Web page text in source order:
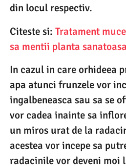
din locul respectiv.
Citeste si: Tratament
sa mentii planta sanatoasa
In cazul in care orhideea
apa atunci frunzele vor
ingalbeneasca sau sa se
vor cadea inainte sa
un miros urat de la
acestea vor incepe sa
radacinile vor deveni moi